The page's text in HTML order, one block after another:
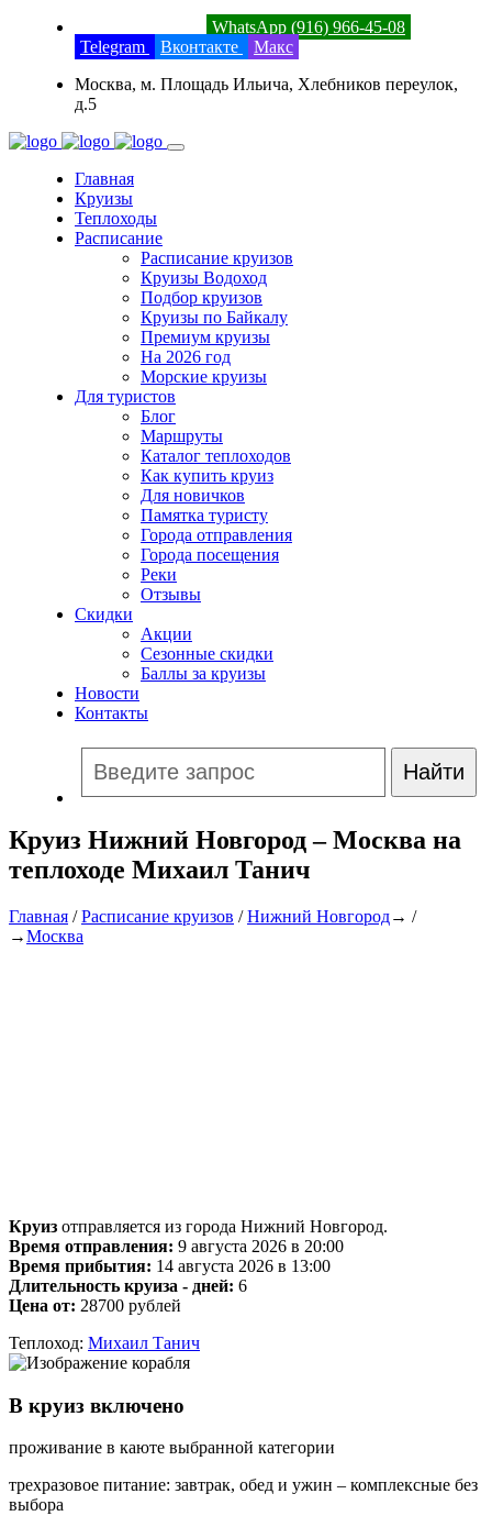
WhatsApp (916) 966-45-08
Telegram
Вконтакте
Макс
Москва, м. Площадь Ильича, Хлебников переулок,
д.5
Главная
Круизы
Теплоходы
Расписание
Расписание круизов
Круизы Водоход
Подбор круизов
Круизы по Байкалу
Премиум круизы
На 2026 год
Морские круизы
Для туристов
Блог
Маршруты
Каталог теплоходов
Как купить круиз
Для новичков
Памятка туристу
Города отправления
Города посещения
Реки
Отзывы
Скидки
Акции
Сезонные скидки
Баллы за круизы
Новости
Контакты
Круиз Нижний Новгород – Москва на
теплоходе Михаил Танич
Главная /Расписание круизов /Нижний Новгород→ /
→Москва
Круиз отправляется из города Нижний Новгород.
Время отправления: 9 августа 2026 в 20:00
Время прибытия: 14 августа 2026 в 13:00
Длительность круиза - дней: 6
Цена от: 28700 рублей
Теплоход: Михаил Танич
В круиз включено
проживание в каюте выбранной категории
трехразовое питание: завтрак, обед и ужин – комплексные без
выбора